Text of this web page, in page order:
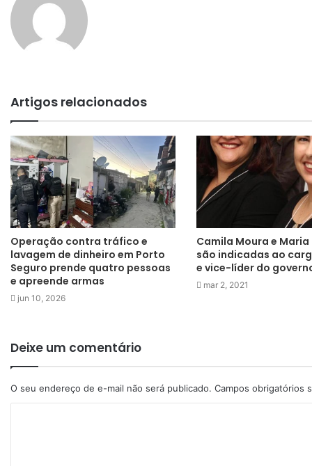
Artigos relacionados
Operação contra tráfico e
lavagem de dinheiro em Porto
Seguro prende quatro pessoas
e apreende armas
jun 10, 2026
Camila Moura e Maria
são indicadas ao
e vice-líder do
mar 2, 2021
Deixe um comentário
O seu endereço de e-mail não será publicado. Campos obrigatórios